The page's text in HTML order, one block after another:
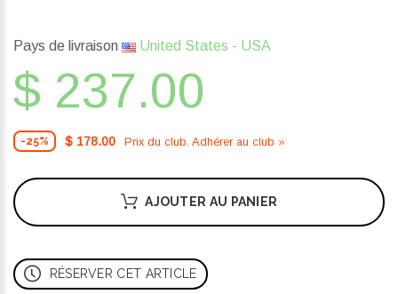
Pays de livraison United States - USA
$ 237.00
-25% $ 178.00 Prix ​​du club. Adhérer au club »
AJOUTER AU PANIER
RÉSERVER CET ARTICLE